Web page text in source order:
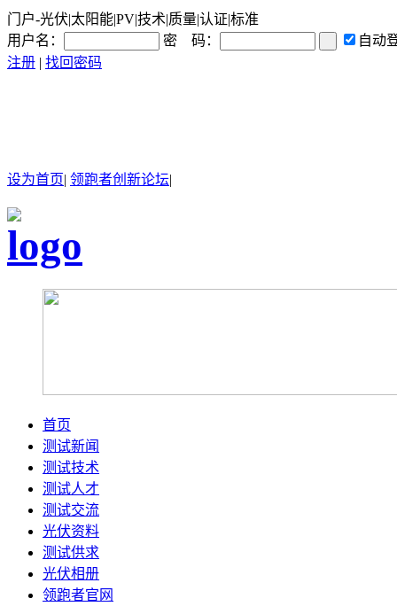
门户-光伏|太阳能|PV|技术|质量|认证|标准
用户名：
密 码：
自动
注册 | 找回密码
设为首页| 领跑者创新论坛|
首页
测试新闻
测试技术
测试人才
测试交流
光伏资料
测试供求
光伏相册
领跑者官网